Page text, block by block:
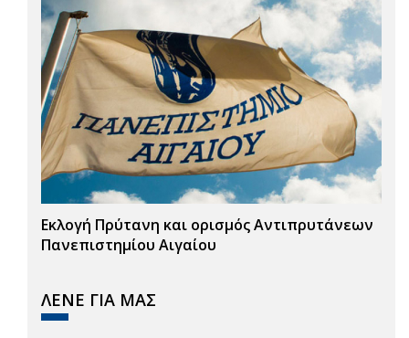
Εκλογή Πρύτανη και ορισμός Αντιπρυτάνεων
Πανεπιστημίου Αιγαίου
ΛΕΝΕ ΓΙΑ ΜΑΣ